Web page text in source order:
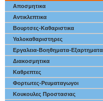
Αποσμητικα
Αντικλεπτικα
Βουρτσες-Καθαριστικα
Υαλοκαθαριστηρες
Εργαλεια-Βοηθηματα-Εξαρτηματα
Διακοσμητικα
Καθρεπτες
Φορτωτες-Ρευματαγωγοι
Κουκουλες Προστασιας